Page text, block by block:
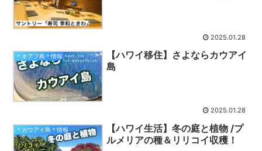
2025.01.28
＊オアフ島＊情報
【ハワイ移住】さよならカウアイ
島
2025.01.28
＊カウアイ島＊情報
【ハワイ生活】冬の庭と植物 /プ
ルメリアの種＆リリコイ収穫！